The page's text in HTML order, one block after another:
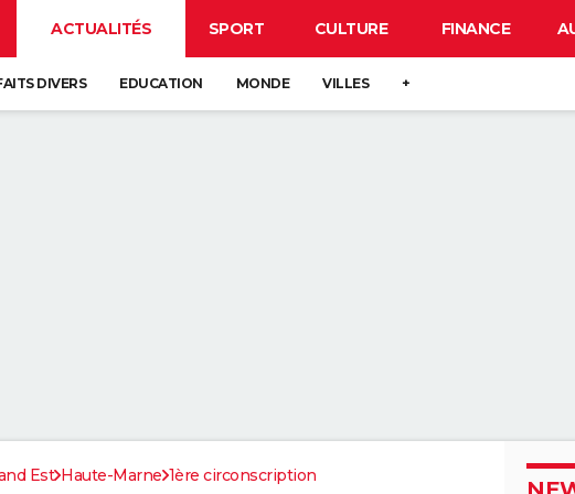
ACTUALITÉS SPORT CULTURE FINANCE
DIVERS EDUCATION MONDE VILLES +
Est Haute-Marne 1ère circonscription